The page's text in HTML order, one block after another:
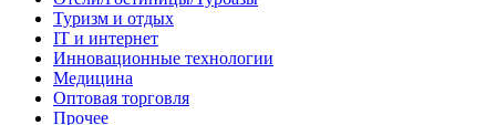
Туризм и отдых
IT и интернет
Инновационные технологии
Медицина
Оптовая торговля
Прочее